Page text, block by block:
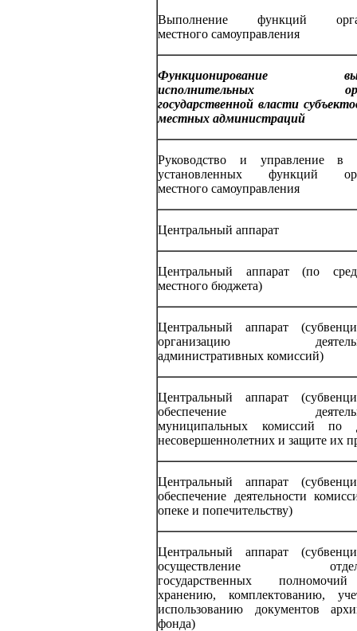
Выполнение функций
местного самоуправления
Функционирование
исполнительных
государственной власти
местных администраций
Руководство и управление в
установленных функций
местного самоуправления
Центральный аппарат
Центральный аппарат (по
местного бюджета)
Центральный аппарат
организацию
административных комиссий)
Центральный аппарат
обеспечение
муниципальных комиссий по
несовершеннолетних и защите их
Центральный аппарат
обеспечение деятельности
опеке и попечительству)
Центральный аппарат
осуществление
государственных
хранению, комплектованию,
использованию документов
фонда)